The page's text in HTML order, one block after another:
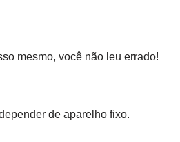
mesmo, você não leu errado!
de aparelho fixo.